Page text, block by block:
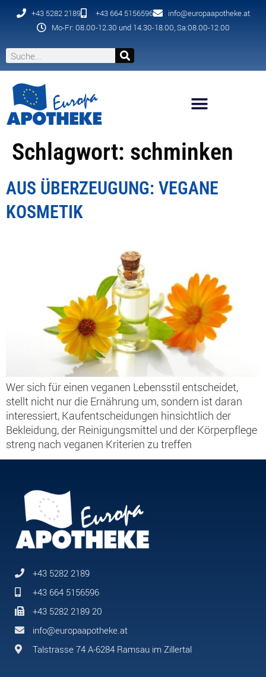
+43 5282 2189 +43 664 5156596
info@europaapotheke.at
Mo-Fr: 08.00-12.30 und 14.30-18.00, Sa:08.00-12.00
Schlagwort: schminken
AUS ÜBERZEUGUNG: VEGANE
KOSMETIK
Wer sich für einen veganen Lebensstil entscheidet,
stellt nicht nur die Ernährung um, sondern ist daran
interessiert, Kaufentscheidungen hinsichtlich der
Bekleidung, der Reinigungsmittel und der Körperpflege
streng nach veganen Kriterien zu treffen
+43 5282 2189
+43 664 5156596
+43 5282 2189 20
info@europaapotheke.at
Talstrasse 74 A-6284 Ramsau im Zillertal